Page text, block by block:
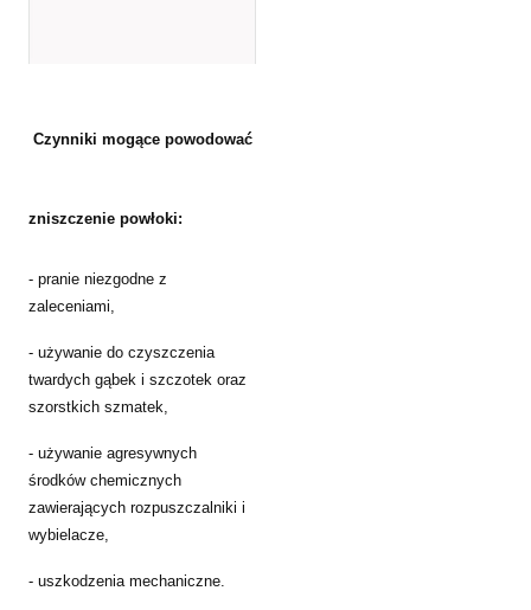
Czynniki mogące powodować
zniszczenie powłoki:
- pranie niezgodne z
zaleceniami,
- używanie do czyszczenia
twardych gąbek i szczotek oraz
szorstkich szmatek,
- używanie agresywnych
środków chemicznych
zawierających rozpuszczalniki i
wybielacze,
- uszkodzenia mechaniczne.